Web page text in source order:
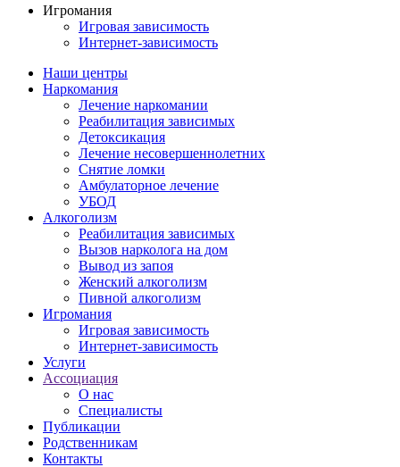
Игромания
Игровая зависимость
Интернет-зависимость
Наши центры
Наркомания
Лечение наркомании
Реабилитация зависимых
Детоксикация
Лечение несовершеннолетних
Снятие ломки
Амбулаторное лечение
УБОД
Алкоголизм
Реабилитация зависимых
Вызов нарколога на дом
Вывод из запоя
Женский алкоголизм
Пивной алкоголизм
Игромания
Игровая зависимость
Интернет-зависимость
Услуги
Ассоциация
О нас
Специалисты
Публикации
Родственникам
Контакты